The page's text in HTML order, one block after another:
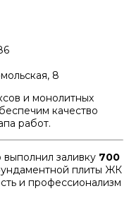
8
и монолитных
качество
работ.
заливку 700
плиты ЖК
и профессионализм